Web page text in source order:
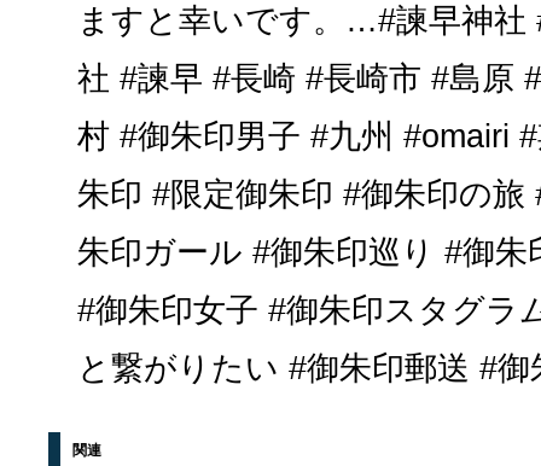
ますと幸いです。…#諫早神社
社 #諫早 #長崎 #長崎市 #島原
村 #御朱印男子 #九州 #omairi
朱印 #限定御朱印 #御朱印の
朱印ガール #御朱印巡り #御
#御朱印女子 #御朱印スタグラ
と繋がりたい #御朱印郵送 #
関連